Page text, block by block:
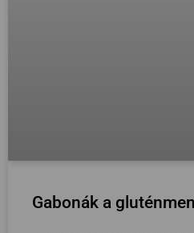
Gabonák a